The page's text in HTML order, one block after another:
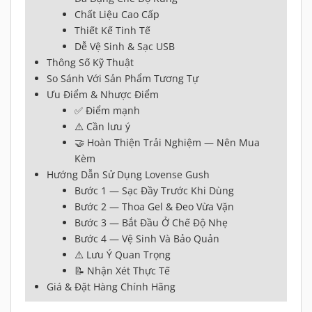
Chất Liệu Cao Cấp
Thiết Kế Tinh Tế
Dễ Vệ Sinh & Sạc USB
Thông Số Kỹ Thuật
So Sánh Với Sản Phẩm Tương Tự
Ưu Điểm & Nhược Điểm
✅ Điểm mạnh
⚠️ Cần lưu ý
🤝 Hoàn Thiện Trải Nghiệm — Nên Mua
Kèm
Hướng Dẫn Sử Dụng Lovense Gush
Bước 1 — Sạc Đầy Trước Khi Dùng
Bước 2 — Thoa Gel & Đeo Vừa Vặn
Bước 3 — Bắt Đầu Ở Chế Độ Nhẹ
Bước 4 — Vệ Sinh Và Bảo Quản
⚠️ Lưu Ý Quan Trọng
📝 Nhận Xét Thực Tế
Giá & Đặt Hàng Chính Hãng